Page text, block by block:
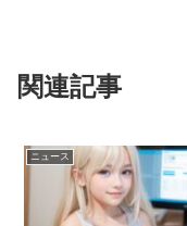
関連記事
ニュース